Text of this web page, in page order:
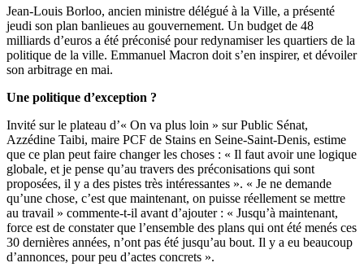
Jean-Louis Borloo, ancien ministre délégué à la Ville, a présenté
jeudi son plan banlieues au gouvernement. Un budget de 48
milliards d’euros a été préconisé pour redynamiser les quartiers de la
politique de la ville. Emmanuel Macron doit s’en inspirer, et dévoiler
son arbitrage en mai.
Une politique d’exception ?
Invité sur le plateau d’« On va plus loin » sur Public Sénat,
Azzédine Taibi, maire PCF de Stains en Seine-Saint-Denis, estime
que ce plan peut faire changer les choses : « Il faut avoir une logique
globale, et je pense qu’au travers des préconisations qui sont
proposées, il y a des pistes très intéressantes ». « Je ne demande
qu’une chose, c’est que maintenant, on puisse réellement se mettre
au travail » commente-t-il avant d’ajouter : « Jusqu’à maintenant,
force est de constater que l’ensemble des plans qui ont été menés ces
30 dernières années, n’ont pas été jusqu’au bout. Il y a eu beaucoup
d’annonces, pour peu d’actes concrets ».